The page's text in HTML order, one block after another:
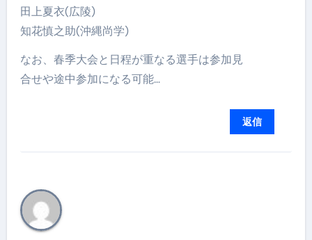
田上夏衣(広陵)
知花慎之助(沖縄尚学)
なお、春季大会と日程が重なる選手は参加見
合せや途中参加になる可能…
返信